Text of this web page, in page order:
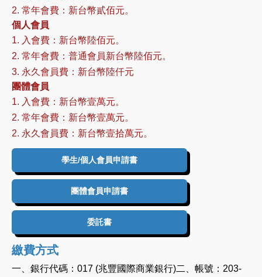
2. 常年會費：新台幣貳佰元。
個人會員
1. 入會費：新台幣陸佰元。
2. 常年會費：普通會員新台幣陸佰元。
3. 永久會員費：新台幣陸仟元
團體會員
1. 入會費：新台幣壹萬元。
2. 常年會費：新台幣壹萬元。
2. 永久會員費：新台幣壹拾萬元。
學生/個人會員申請書
團體會員申請書
委託書
繳費方式
一、銀行代碼：017 (兆豐國際商業銀行) ​二、帳號：203-